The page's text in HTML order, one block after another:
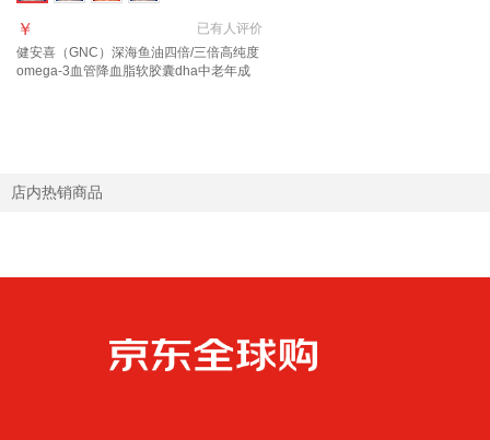
已有人评价
￥
健安喜（GNC）深海鱼油四倍/三倍高纯度
omega-3血管降血脂软胶囊dha中老年成
店内热销商品